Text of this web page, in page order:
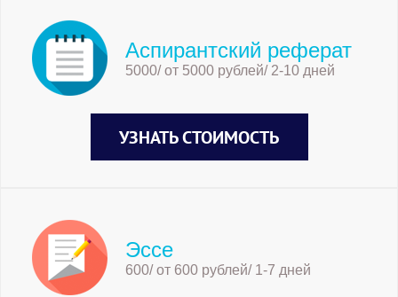
Аспирантский реферат
5000/ от 5000 рублей/ 2-10 дней
УЗНАТЬ СТОИМОСТЬ
Эссе
600/ от 600 рублей/ 1-7 дней